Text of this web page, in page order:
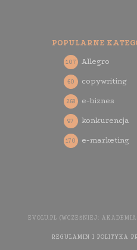
POPULARNE
Allegro
107
copywriting
60
e-biznes
268
konkurencja
97
e-marketing
170
EVOLU.PL (WCZEŚNIEJ:
REGULAMIN I POLITYKA